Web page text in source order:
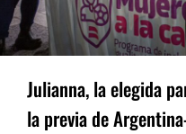
Julianna, la elegida
la previa de